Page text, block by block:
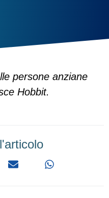
persone anziane
Hobbit.